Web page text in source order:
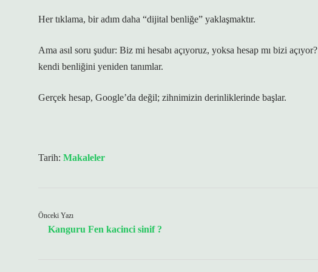
Her tıklama, bir adım daha “dijital benliğe” yaklaşmaktır.
Ama asıl soru şudur: Biz mi hesabı açıyoruz, yoksa hesap mı bizi açıyor?
kendi benliğini yeniden tanımlar.
Gerçek hesap, Google’da değil; zihnimizin derinliklerinde başlar.
Tarih: Makaleler
Önceki Yazı
Kanguru Fen kacinci sinif ?